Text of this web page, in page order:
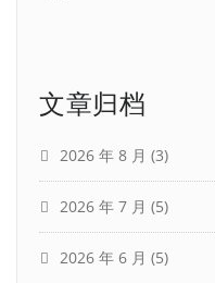
文章归档
2026 年 8 月 (3)
2026 年 7 月 (5)
2026 年 6 月 (5)